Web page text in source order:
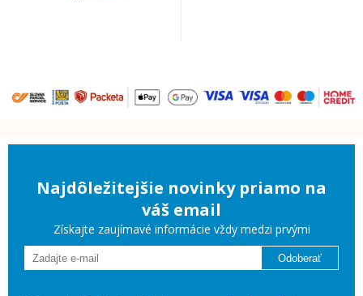
Najdôležitejšie novinky priamo na
váš email
Získajte zaujímavé informácie vždy medzi prvými
Odoberať